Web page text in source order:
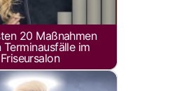
20 Maßnahmen
Terminausfälle im
Friseursalon